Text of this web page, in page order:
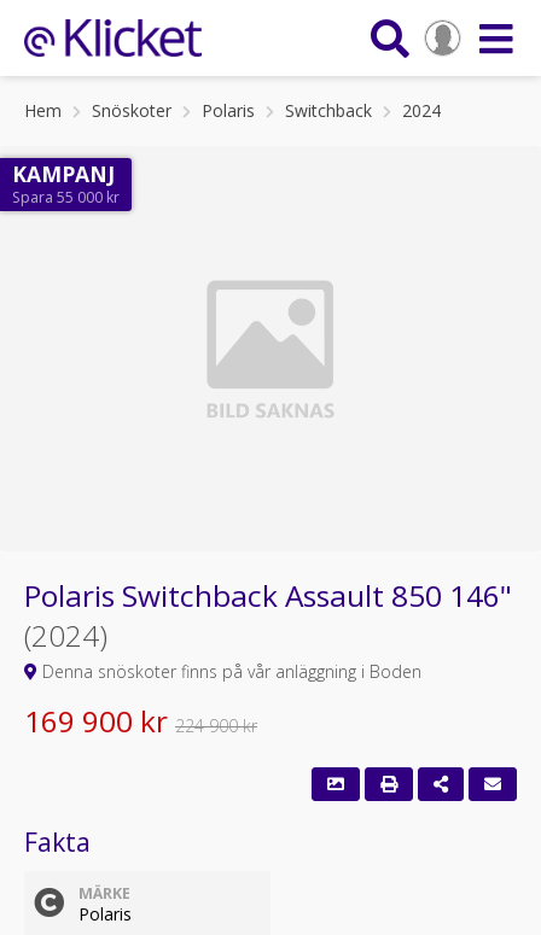
Hem Snöskoter Polaris Switchback 2024
KAMPANJ
Spara 55 000 kr
Polaris Switchback Assault 850 146"
(2024)
Denna snöskoter finns på vår anläggning i Boden
169 900 kr 224 900 kr
Fakta
MÄRKE
Polaris